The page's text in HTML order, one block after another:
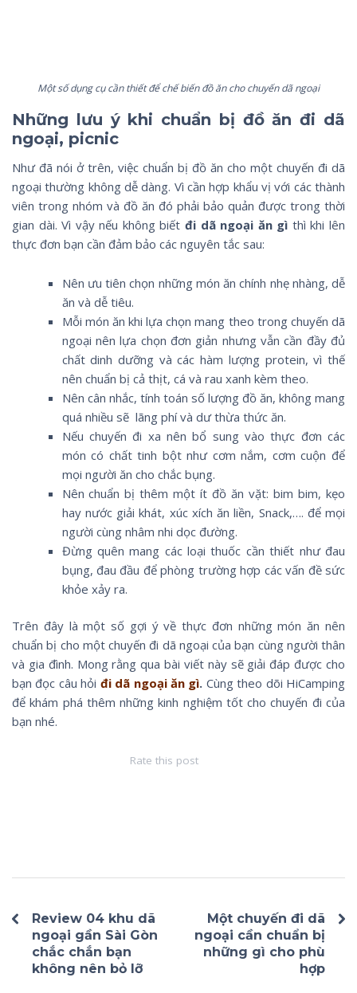
Một số dụng cụ cần thiết để chế biến đồ ăn cho chuyến dã ngoại
Những lưu ý khi chuẩn bị đồ ăn đi dã
ngoại, picnic
Như đã nói ở trên, việc chuẩn bị đồ ăn cho một chuyến đi dã
ngoại thường không dễ dàng. Vì cần hợp khẩu vị với các thành
viên trong nhóm và đồ ăn đó phải bảo quản được trong thời
gian dài. Vì vậy nếu không biết đi dã ngoại ăn gì thì khi lên
thực đơn bạn cần đảm bảo các nguyên tắc sau:
Nên ưu tiên chọn những món ăn chính nhẹ nhàng, dễ
ăn và dễ tiêu.
Mỗi món ăn khi lựa chọn mang theo trong chuyến dã
ngoại nên lựa chọn đơn giản nhưng vẫn cần đầy đủ
chất dinh dưỡng và các hàm lượng protein, vì thế
nên chuẩn bị cả thịt, cá và rau xanh kèm theo.
Nên cân nhắc, tính toán số lượng đồ ăn, không mang
quá nhiều sẽ lãng phí và dư thừa thức ăn.
Nếu chuyến đi xa nên bổ sung vào thực đơn các
món có chất tinh bột như cơm nắm, cơm cuộn để
mọi người ăn cho chắc bụng.
Nên chuẩn bị thêm một ít đồ ăn vặt: bim bim, kẹo
hay nước giải khát, xúc xích ăn liền, Snack,…. để mọi
người cùng nhâm nhi dọc đường.
Đừng quên mang các loại thuốc cần thiết như đau
bụng, đau đầu để phòng trường hợp các vấn đề sức
khỏe xảy ra.
Trên đây là một số gợi ý về thực đơn những món ăn nên
chuẩn bị cho một chuyến đi dã ngoại của bạn cùng người thân
và gia đình. Mong rằng qua bài viết này sẽ giải đáp được cho
bạn đọc câu hỏi đi dã ngoại ăn gì. Cùng theo dõi HiCamping
để khám phá thêm những kinh nghiệm tốt cho chuyến đi của
bạn nhé.
Rate this post
Review 04 khu dã
ngoại gần Sài Gòn
chắc chắn bạn
không nên bỏ lỡ
Một chuyến đi dã
ngoại cần chuẩn bị
những gì cho phù
hợp